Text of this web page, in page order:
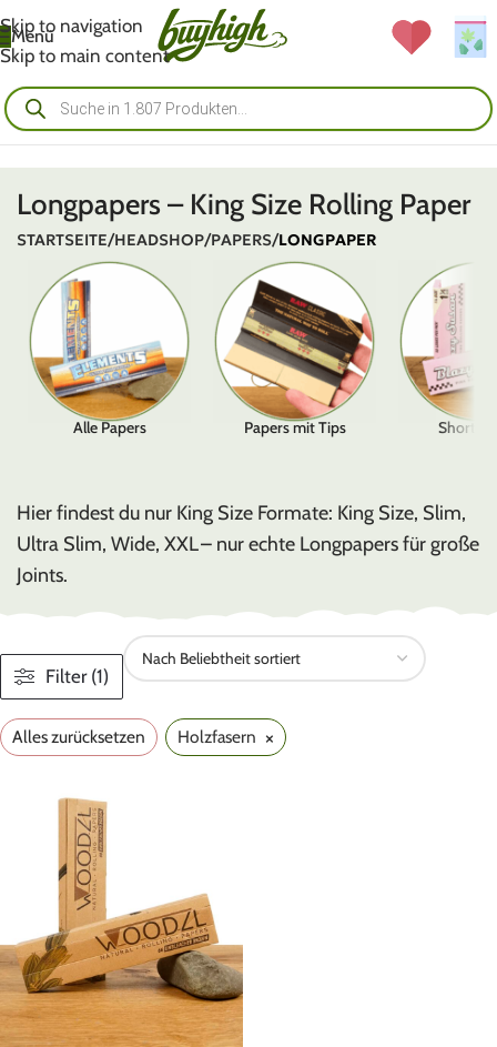
Skip to navigation
Skip to main content
Menü
Longpapers – King Size Rolling Paper
STARTSEITE/HEADSHOP/PAPERS/LONGPAPER
Alle Papers Papers mit Tips
Hier findest du nur King Size Formate: King Size, Slim,
Ultra Slim, Wide, XXL – nur echte Longpapers für große
Joints.
Filter (1)
Alles zurücksetzen Holzfasern ×